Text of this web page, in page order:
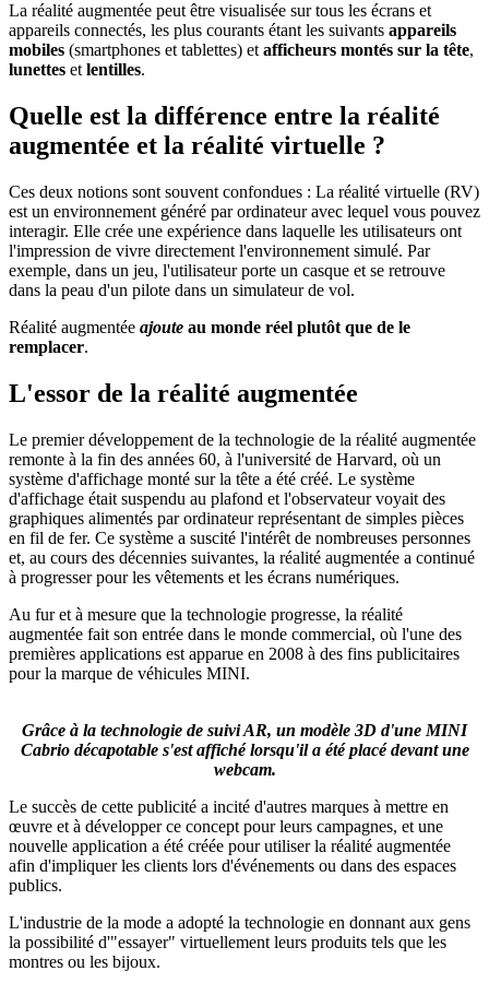
La réalité augmentée peut être visualisée sur tous les écrans et
appareils connectés, les plus courants étant les suivants appareils
mobiles (smartphones et tablettes) et afficheurs montés sur la tête,
lunettes et lentilles.
Quelle est la différence entre la réalité
augmentée et la réalité virtuelle ?
Ces deux notions sont souvent confondues : La réalité virtuelle (RV)
est un environnement généré par ordinateur avec lequel vous pouvez
interagir. Elle crée une expérience dans laquelle les utilisateurs ont
l'impression de vivre directement l'environnement simulé. Par
exemple, dans un jeu, l'utilisateur porte un casque et se retrouve
dans la peau d'un pilote dans un simulateur de vol.
Réalité augmentée ajoute au monde réel plutôt que de le
remplacer.
L'essor de la réalité augmentée
Le premier développement de la technologie de la réalité augmentée
remonte à la fin des années 60, à l'université de Harvard, où un
système d'affichage monté sur la tête a été créé. Le système
d'affichage était suspendu au plafond et l'observateur voyait des
graphiques alimentés par ordinateur représentant de simples pièces
en fil de fer. Ce système a suscité l'intérêt de nombreuses personnes
et, au cours des décennies suivantes, la réalité augmentée a continué
à progresser pour les vêtements et les écrans numériques.
Au fur et à mesure que la technologie progresse, la réalité
augmentée fait son entrée dans le monde commercial, où l'une des
premières applications est apparue en 2008 à des fins publicitaires
pour la marque de véhicules MINI.
Grâce à la technologie de suivi AR, un modèle 3D d'une MINI
Cabrio décapotable s'est affiché lorsqu'il a été placé devant une
webcam.
Le succès de cette publicité a incité d'autres marques à mettre en
œuvre et à développer ce concept pour leurs campagnes, et une
nouvelle application a été créée pour utiliser la réalité augmentée
afin d'impliquer les clients lors d'événements ou dans des espaces
publics.
L'industrie de la mode a adopté la technologie en donnant aux gens
la possibilité d'"essayer" virtuellement leurs produits tels que les
montres ou les bijoux.